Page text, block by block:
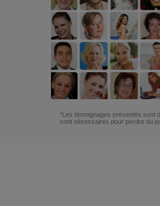
*Les témoignages présentés sont
sont nécessaires pour perdre du